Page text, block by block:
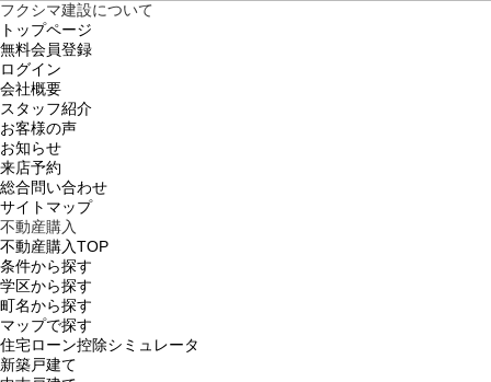
フクシマ建設について
トップページ
無料会員登録
ログイン
会社概要
スタッフ紹介
お客様の声
お知らせ
来店予約
総合問い合わせ
サイトマップ
不動産購入
不動産購入TOP
条件から探す
学区から探す
町名から探す
マップで探す
住宅ローン控除シミュレータ
新築戸建て